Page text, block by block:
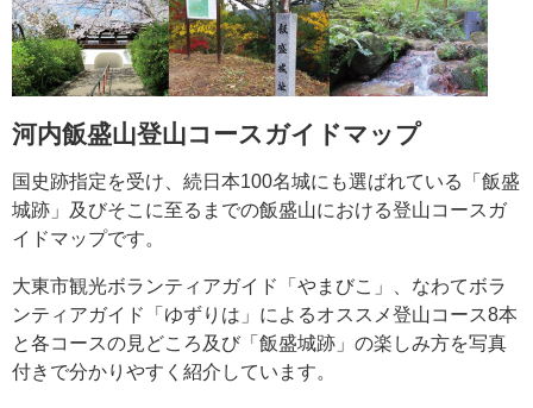
河内飯盛山登山コースガイドマップ
国史跡指定を受け、続日本100名城にも選ばれている「飯盛
城跡」及びそこに至るまでの飯盛山における登山コースガ
イドマップです。
大東市観光ボランティアガイド「やまびこ」、なわてボラ
ンティアガイド「ゆずりは」によるオススメ登山コース8本
と各コースの見どころ及び「飯盛城跡」の楽しみ方を写真
付きで分かりやすく紹介しています。